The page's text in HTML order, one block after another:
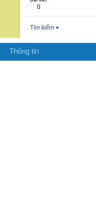
0
Tìm kiếm
Thông tin